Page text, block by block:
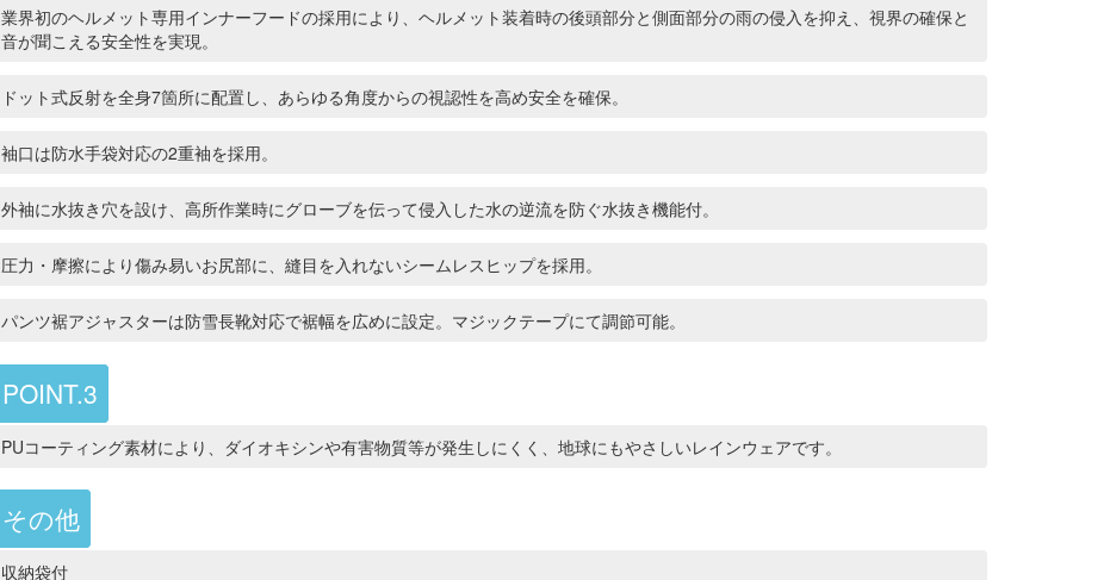
業界初のヘルメット専用インナーフードの採用により、ヘルメット装着時の後頭部分と側面部分の雨の侵入を抑え、視界の確保と
音が聞こえる安全性を実現。
ドット式反射を全身7箇所に配置し、あらゆる角度からの視認性を高め安全を確保。
袖口は防水手袋対応の2重袖を採用。
外袖に水抜き穴を設け、高所作業時にグローブを伝って侵入した水の逆流を防ぐ水抜き機能付。
圧力・摩擦により傷み易いお尻部に、縫目を入れないシームレスヒップを採用。
パンツ裾アジャスターは防雪長靴対応で裾幅を広めに設定。マジックテープにて調節可能。
POINT.3
PUコーティング素材により、ダイオキシンや有害物質等が発生しにくく、地球にもやさしいレインウェアです。
その他
収納袋付